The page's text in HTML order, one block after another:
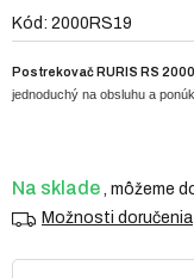
Kód: 2000RS19
Na sklade
Možnosti doručenia
Postrekovač RURIS RS 2000
jednoduchý na obsluhu a
0,0
5
hviezdičiek.